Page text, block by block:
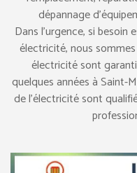
dépannage
Dans l’urgence, si
électricité, nous
électricité sont
quelques années à Saint-
de l’électricité sont